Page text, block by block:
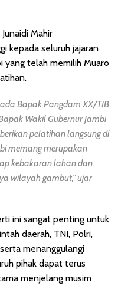
Mahir
kepada seluruh jajaran
yang telah memilih Muaro
Bapak Pangdam XX/TIB
Wakil Gubernur Jambi
pelatihan langsung di
memang merupakan
kebakaran lahan dan
wilayah gambut,” ujar
ini sangat penting untuk
daerah, TNI, Polri,
menanggulangi
pihak dapat terus
menjelang musim